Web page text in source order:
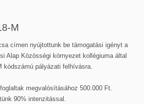
M
címen nyújtottunk be támogatási igényt a
Alap Közösségi környezet kollégiuma által
kódszámú pályázati felhívásra.
megvalósításához 500.000 Ft.
90% intenzitással.